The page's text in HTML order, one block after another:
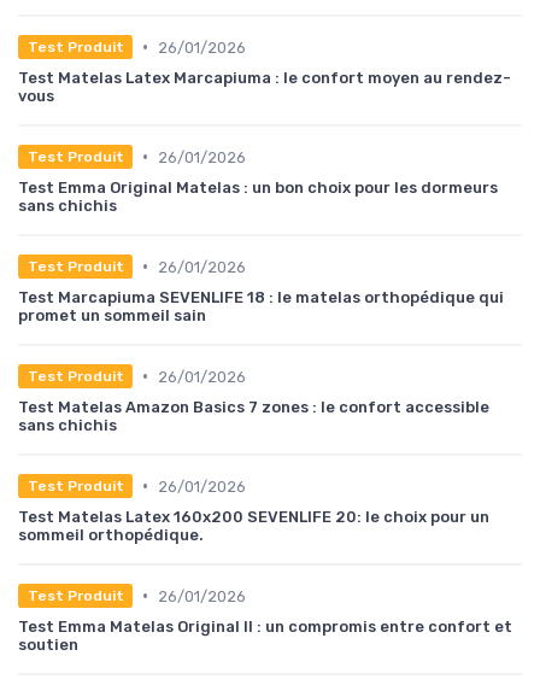
Test Produit •
26/01/2026
Test Matelas Latex Marcapiuma : le confort moyen au rendez-
vous
Test Produit •
26/01/2026
Test Emma Original Matelas : un bon choix pour les dormeurs
sans chichis
Test Produit •
26/01/2026
Test Marcapiuma SEVENLIFE 18 : le matelas orthopédique qui
promet un sommeil sain
Test Produit •
26/01/2026
Test Matelas Amazon Basics 7 zones : le confort accessible
sans chichis
Test Produit •
26/01/2026
Test Matelas Latex 160x200 SEVENLIFE 20: le choix pour un
sommeil orthopédique.
Test Produit •
26/01/2026
Test Emma Matelas Original II : un compromis entre confort et
soutien